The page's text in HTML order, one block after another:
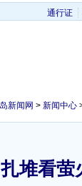
通行证
新闻网 > 新闻中心
堆看